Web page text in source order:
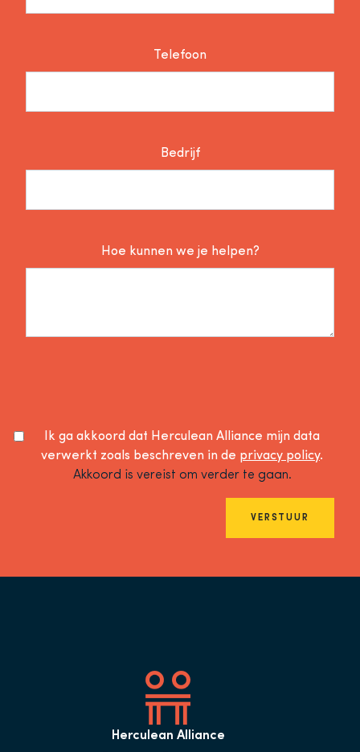
Telefoon
Bedrijf
Hoe kunnen we je helpen?
Ik ga akkoord dat Herculean Alliance mijn data
verwerkt zoals beschreven in de privacy policy.
Akkoord is vereist om verder te gaan.
VERSTUUR
Herculean Alliance